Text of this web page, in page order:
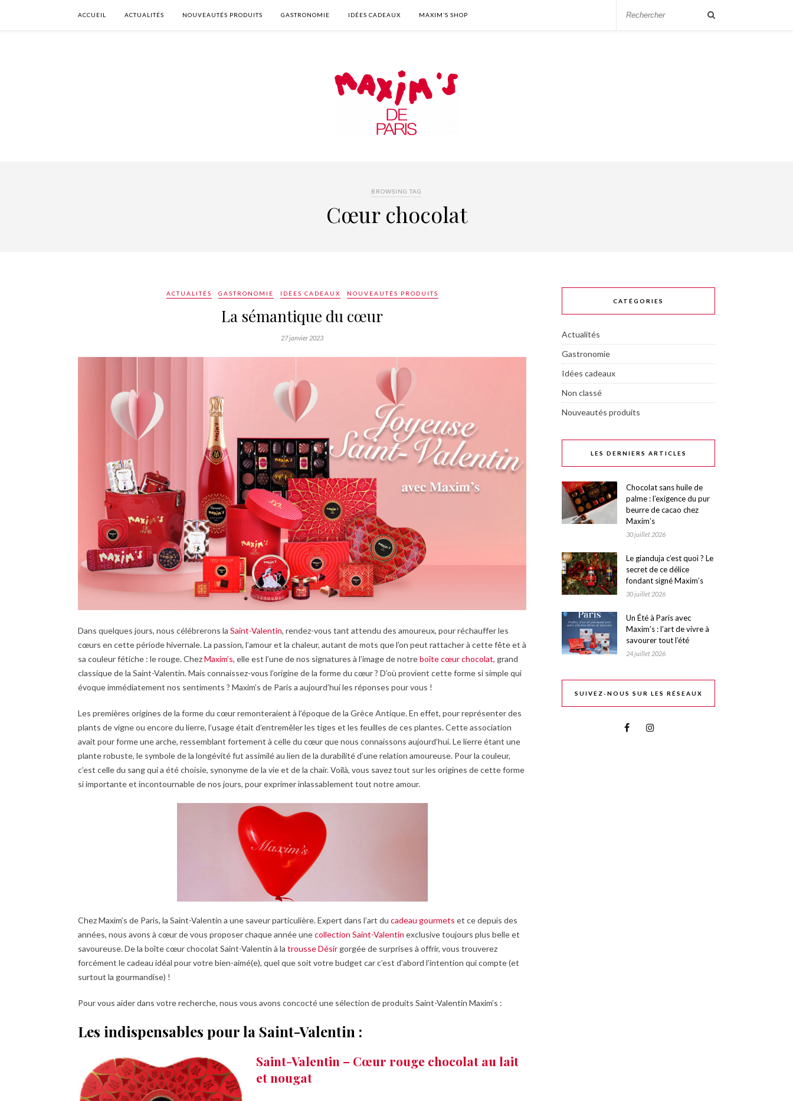
ACCUEIL ACTUALITÉS NOUVEAUTÉS PRODUITS GASTRONOMIE IDÉES CADEAUX MAXIM’S SHOP
BROWSING TAG
Cœur chocolat
ACTUALITÉS GASTRONOMIE IDÉES CADEAUX NOUVEAUTÉS PRODUITS
La sémantique du cœur
27 janvier 2023
Dans quelques jours, nous célébrerons la Saint-Valentin, rendez-vous tant attendu des amoureux, pour réchauffer les
cœurs en cette période hivernale. La passion, l’amour et la chaleur, autant de mots que l’on peut rattacher à cette fête et à
sa couleur fétiche : le rouge. ChezMaxim’s, elle est l’une de nos signatures à l’image de notreboîte cœur chocolat, grand
classique de la Saint-Valentin. Mais connaissez-vous l’origine de la forme du cœur ? D’où provient cette forme si simple qui
évoque immédiatement nos sentiments ? Maxim’s de Paris a aujourd’hui les réponses pour vous !
Les premières origines de la forme du cœur remonteraient à l’époque de la Grèce Antique. En effet, pour représenter des
plants de vigne ou encore du lierre, l’usage était d’entremêler les tiges et les feuilles de ces plantes. Cette association
avait pour forme une arche, ressemblant fortement à celle du cœur que nous connaissons aujourd’hui. Le lierre étant une
plante robuste, le symbole de la longévité fut assimilé au lien de la durabilité d’une relation amoureuse. Pour la couleur,
c’est celle du sang qui a été choisie, synonyme de la vie et de la chair. Voilà, vous savez tout sur les origines de cette forme
si importante et incontournable de nos jours, pour exprimer inlassablement tout notre amour.
Chez Maxim’s de Paris, la Saint-Valentin a une saveur particulière. Expert dans l’art du cadeau gourmets et ce depuis des
années, nous avons à cœur de vous proposer chaque année unecollection Saint-Valentin exclusive toujours plus belle et
savoureuse. De la boîte cœur chocolat Saint-Valentin à la trousse Désir gorgée de surprises à offrir, vous trouverez
forcément le cadeau idéal pour votre bien-aimé(e), quel que soit votre budget car c’est d’abord l’intention qui compte (et
surtout la gourmandise) !
Pour vous aider dans votre recherche, nous vous avons concocté une sélection de produits Saint-Valentin Maxim’s :
Les indispensables pour la Saint-Valentin :
Saint-Valentin – Cœur rouge chocolat au lait
et nougat
CATÉGORIES
Actualités
Gastronomie
Idées cadeaux
Non classé
Nouveautés produits
LES DERNIERS ARTICLES
Chocolat sans huile de
palme : l’exigence du pur
beurre de cacao chez
Maxim’s
30 juillet 2026
Le gianduja c’est quoi ? Le
secret de ce délice
fondant signé Maxim’s
30 juillet 2026
Un Été à Paris avec
Maxim’s : l’art de vivre à
savourer tout l’été
24 juillet 2026
SUIVEZ-NOUS SUR LES RÉSEAUX